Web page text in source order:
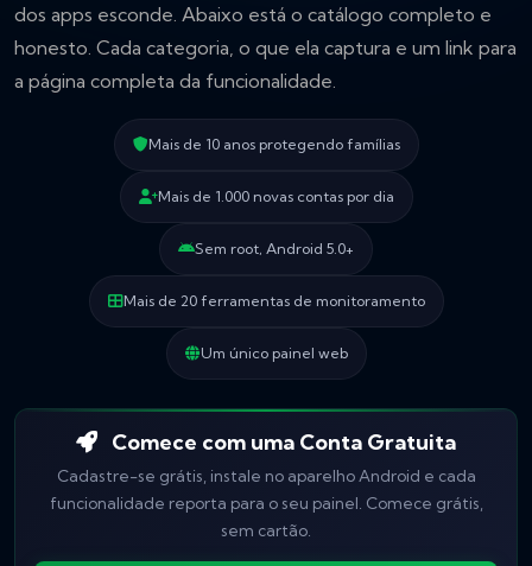
dos apps esconde. Abaixo está o catálogo completo e
honesto. Cada categoria, o que ela captura e um link para
a página completa da funcionalidade.
Mais de 10 anos protegendo famílias
Mais de 1.000 novas contas por dia
Sem root, Android 5.0+
Mais de 20 ferramentas de monitoramento
Um único painel web
Comece com uma Conta Gratuita
Cadastre-se grátis, instale no aparelho Android e cada
funcionalidade reporta para o seu painel. Comece grátis,
sem cartão.